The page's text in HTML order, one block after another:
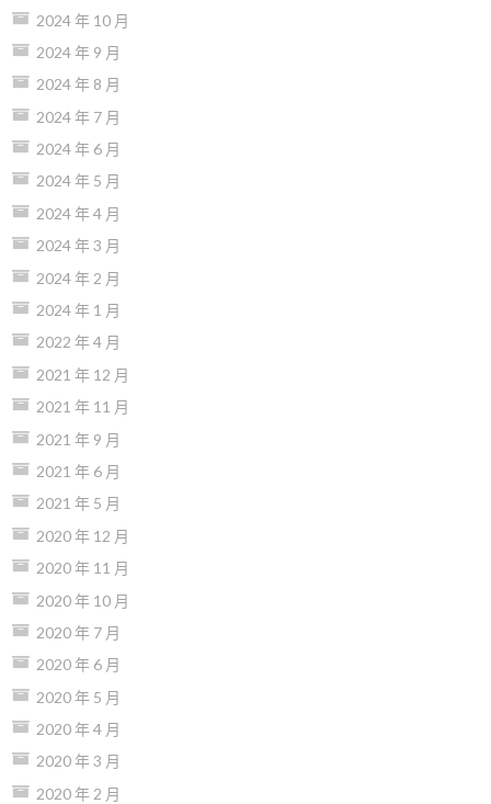
2024 年 10 月
2024 年 9 月
2024 年 8 月
2024 年 7 月
2024 年 6 月
2024 年 5 月
2024 年 4 月
2024 年 3 月
2024 年 2 月
2024 年 1 月
2022 年 4 月
2021 年 12 月
2021 年 11 月
2021 年 9 月
2021 年 6 月
2021 年 5 月
2020 年 12 月
2020 年 11 月
2020 年 10 月
2020 年 7 月
2020 年 6 月
2020 年 5 月
2020 年 4 月
2020 年 3 月
2020 年 2 月